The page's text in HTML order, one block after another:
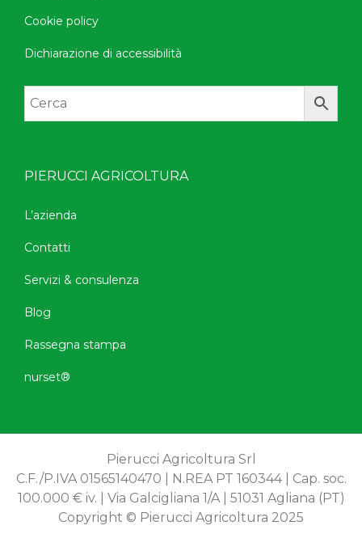
Cookie policy
Dichiarazione di accessibilità
PIERUCCI AGRICOLTURA
L’azienda
Contatti
Servizi & consulenza
Blog
Rassegna stampa
nurset®
Pierucci Agricoltura Srl
C.F./P.IVA 01565140470 | N.REA PT 160344 | Cap. soc.
100.000 € iv. | Via Galcigliana 1/A | 51031 Agliana (PT)
Copyright © Pierucci Agricoltura 2025